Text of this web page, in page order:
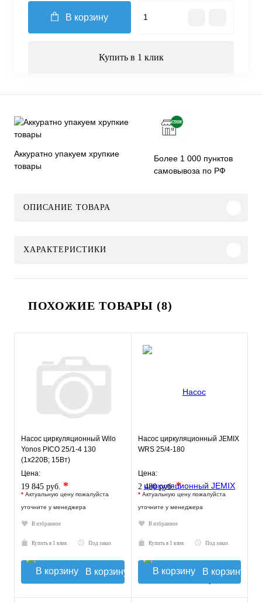
В корзину
Купить в 1 клик
Аккуратно упакуем хрупкие
товары
Более 1 000 пунктов
самовывоза по РФ
ОПИСАНИЕ ТОВАРА
ХАРАКТЕРИСТИКИ
ПОХОЖИЕ ТОВАРЫ (8)
Насос циркуляционный Wilo
Yonos PICO 25/1-4 130
(1х220В; 15Вт)
Цена:
19 845 руб. *
* Актуальную цену пожалуйста
уточните у менеджера
В избранное
Купить в 1 клик Под заказ
В корзину
Насос циркуляционный JEMIX
WRS 25/4-180
Цена:
2 480 руб.*
* Актуальную цену пожалуйста
уточните у менеджера
В избранное
Купить в 1 клик Под заказ
В корзину